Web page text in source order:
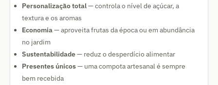
Personalização total— controla o nível de açúcar, a
textura e os aromas
Economia— aproveita frutas da época ou em abundância
no jardim
Sustentabilidade— reduz o desperdício alimentar
Presentes únicos— uma compota artesanal é sempre
bem recebida